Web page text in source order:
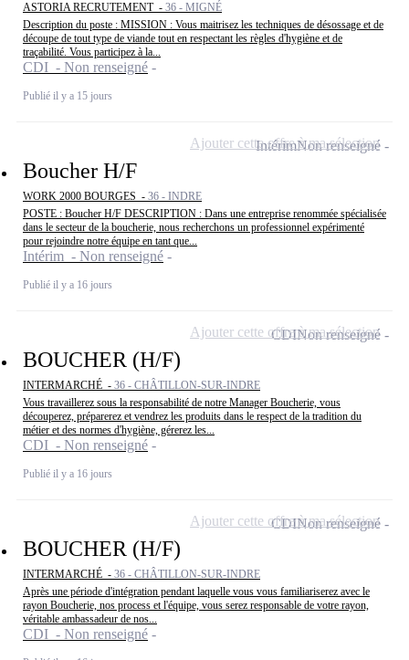
ASTORIA RECRUTEMENT - 36 - MIGNÉ
Description du poste : MISSION : Vous maitrisez les techniques de désossage et de
découpe de tout type de viande tout en respectant les règles d'hygiène et de
traçabilité. Vous participez à la...
CDI - Non renseigné
Publié il y a 15 jours
Boucher H/F
WORK 2000 BOURGES - 36 - INDRE
POSTE : Boucher H/F DESCRIPTION : Dans une entreprise renommée spécialisée
dans le secteur de la boucherie, nous recherchons un professionnel expérimenté
pour rejoindre notre équipe en tant que...
Intérim - Non renseigné
Publié il y a 16 jours
IntérimNon renseigné
Ajouter cette offre à ma sélection
BOUCHER (H/F)
INTERMARCHÉ - 36 - CHÂTILLON-SUR-INDRE
Vous travaillerez sous la responsabilité de notre Manager Boucherie, vous
découperez, préparerez et vendrez les produits dans le respect de la tradition du
métier et des normes d'hygiène, gérerez les...
CDI - Non renseigné
Publié il y a 16 jours
CDINon renseigné
Ajouter cette offre à ma sélection
BOUCHER (H/F)
INTERMARCHÉ - 36 - CHÂTILLON-SUR-INDRE
Après une période d'intégration pendant laquelle vous vous familiariserez avec le
rayon Boucherie, nos process et l'équipe, vous serez responsable de votre rayon,
véritable ambassadeur de nos...
CDI - Non renseigné
CDINon renseigné
Ajouter cette offre à ma sélection